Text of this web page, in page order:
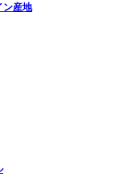
ン産地